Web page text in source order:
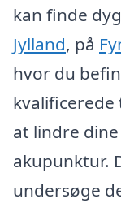
kan finde
Jylland, på
hvor du
at lindre
akupunktur.
undersøge